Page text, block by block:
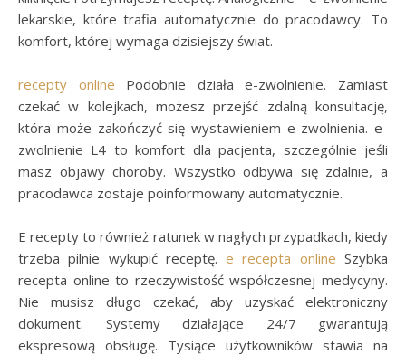
lekarskie, które trafia automatycznie do pracodawcy. To
komfort, której wymaga dzisiejszy świat.
recepty online Podobnie działa e-zwolnienie. Zamiast
czekać w kolejkach, możesz przejść zdalną konsultację,
która może zakończyć się wystawieniem e-zwolnienia. e-
zwolnienie L4 to komfort dla pacjenta, szczególnie jeśli
masz objawy choroby. Wszystko odbywa się zdalnie, a
pracodawca zostaje poinformowany automatycznie.
E recepty to również ratunek w nagłych przypadkach, kiedy
trzeba pilnie wykupić receptę.e recepta online Szybka
recepta online to rzeczywistość współczesnej medycyny.
Nie musisz długo czekać, aby uzyskać elektroniczny
dokument. Systemy działające 24/7 gwarantują
ekspresową obsługę. Tysiące użytkowników stawia na